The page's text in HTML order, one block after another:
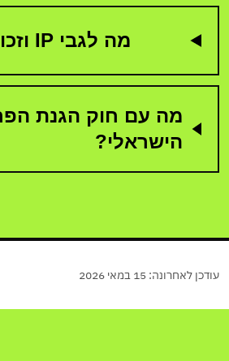
מה לגבי IP וזכויות?
מה עם חוק הגנת
הישראלי?
עודכן לאחרונה: 15 במאי 2026